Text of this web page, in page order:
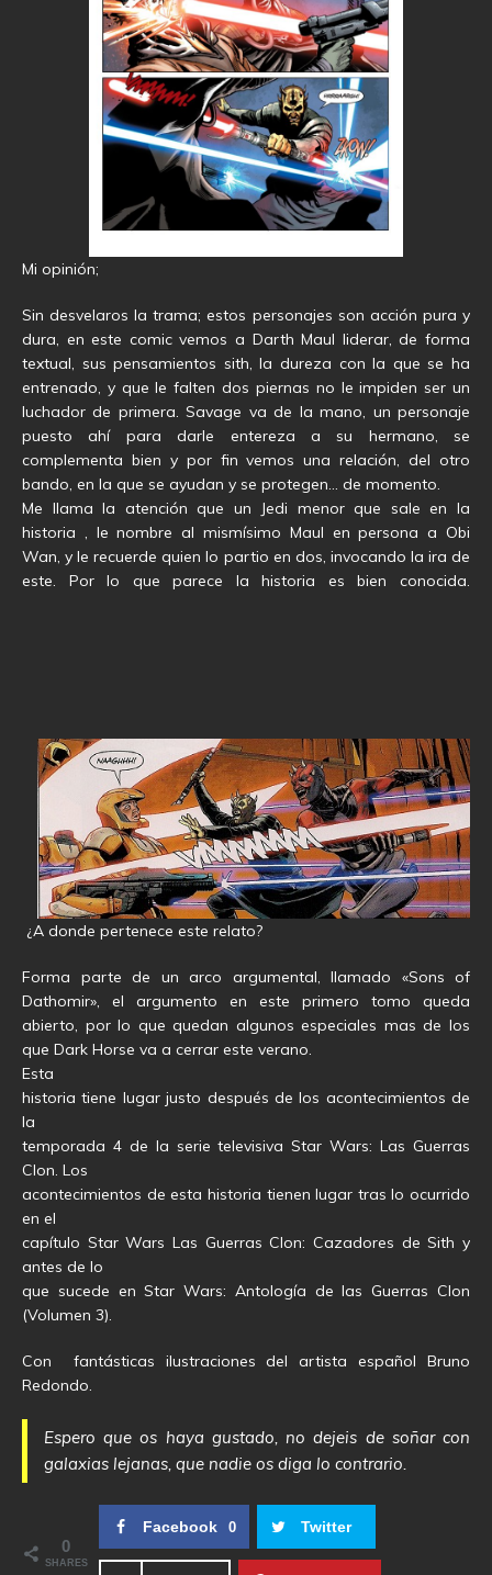
Mi opinión;
Sin desvelaros la trama; estos personajes son acción pura y
dura, en este comic vemos a Darth Maul liderar, de forma
textual, sus pensamientos sith, la dureza con la que se ha
entrenado, y que le falten dos piernas no le impiden ser un
luchador de primera. Savage va de la mano, un personaje
puesto ahí para darle entereza a su hermano, se
complementa bien y por fin vemos una relación, del otro
bando, en la que se ayudan y se protegen… de momento.
Me llama la atención que un Jedi menor que sale en la
historia , le nombre al mismísimo Maul en persona a Obi
Wan, y le recuerde quien lo partio en dos, invocando la ira de
este. Por lo que parece la historia es bien conocida.
¿A donde pertenece este relato?
Forma parte de un arco argumental, llamado «Sons of
Dathomir», el argumento en este primero tomo queda
abierto, por lo que quedan algunos especiales mas de los
que Dark Horse va a cerrar este verano.
Esta
historia tiene lugar justo después de los acontecimientos de
la
temporada 4 de la serie televisiva Star Wars: Las Guerras
Clon. Los
acontecimientos de esta historia tienen lugar tras lo ocurrido
en el
capítulo Star Wars Las Guerras Clon: Cazadores de Sith y
antes de lo
que sucede en Star Wars: Antología de las Guerras Clon
(Volumen 3).
Con fantásticas ilustraciones del artista español Bruno
Redondo.
Espero que os haya gustado, no dejeis de soñar con
galaxias lejanas, que nadie os diga lo contrario.
0
SHARES
Facebook 0 Twitter